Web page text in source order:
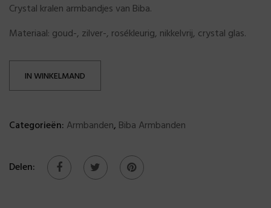
Crystal kralen armbandjes van Biba.
Materiaal: goud-, zilver-, rosékleurig, nikkelvrij, crystal glas.
IN WINKELMAND
Categorieën: Armbanden, Biba Armbanden
Delen: